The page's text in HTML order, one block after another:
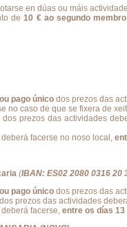
en dúas ou máis
de10 € ao segundo
pago único dos prezos das
no caso de que se fixera de
dos prezos das actividades
deberá facerse no noso local,
(IBAN: ES02 2080 0316 20
pago único dos prezos das
dos prezos das actividades
deberá facerse, entre os días 13